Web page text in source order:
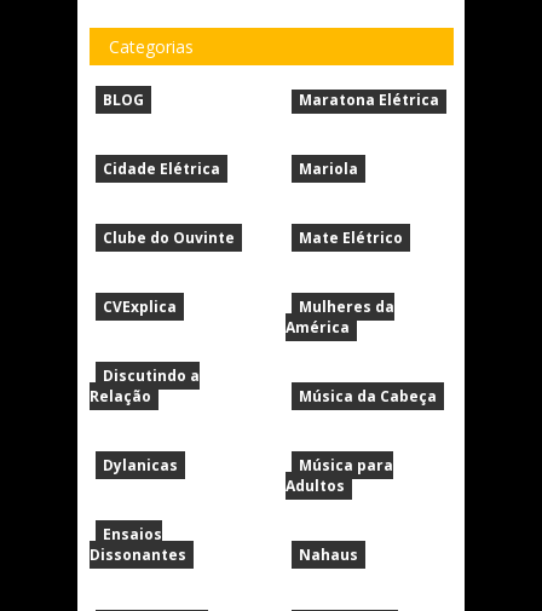
Categorias
BLOG
Cidade Elétrica
Clube do Ouvinte
CVExplica
Discutindo a
Relação
Dylanicas
Ensaios
Dissonantes
Maratona Elétrica
Mariola
Mate Elétrico
Mulheres da
América
Música da Cabeça
Música para
Adultos
Nahaus